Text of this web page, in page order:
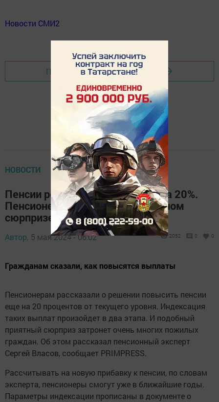
Новости СМИ2
Перейти на страницу новости
НОВОСТИ
Пенсии решено повысить еще на 20%.
Пенсионерам объявили о приятном
сюрпризе
Автор, 5 мая 2024 - 06:02 2052 0 0
Гражданам сказали, как повысятся выплаты
Пенсионерам рассказали о решении повысить пенсии
еще на 20 процентов от текущего уровня. Индексация
таких выплат произойдет в два этапа. И подобный
приятный сюрприз затронет очень многих пожилых
граждан. Об этом рассказал пенсионный эксперт
Сергей Власов, сообщает PRIMPRESS.
Рассчитывать на новую прибавку к пенсии, по словам
эксперта, пенсионеры смогут уже в ближайшие годы.
Параметры индексации прописаны в документе о